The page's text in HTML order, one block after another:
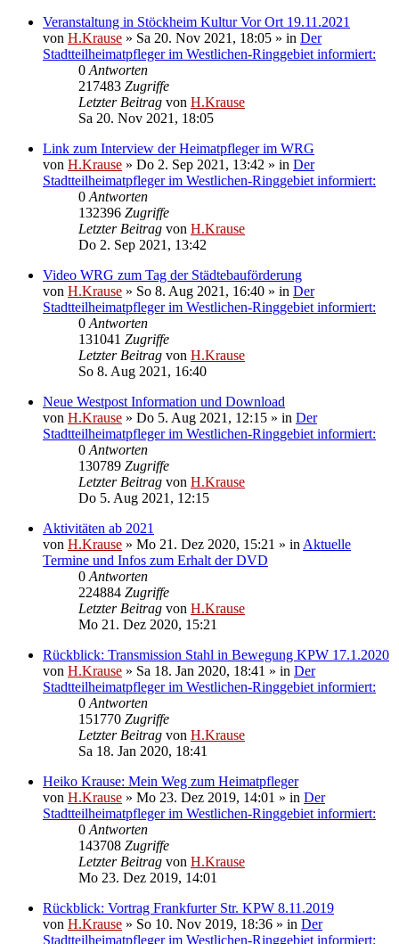
Veranstaltung in Stöckheim Kultur Vor Ort 19.11.2021
von H.Krause » Sa 20. Nov 2021, 18:05 » in Der
Stadtteilheimatpfleger im Westlichen-Ringgebiet informiert:
0 Antworten
217483 Zugriffe
Letzter Beitrag von H.Krause
Sa 20. Nov 2021, 18:05
Link zum Interview der Heimatpfleger im WRG
von H.Krause » Do 2. Sep 2021, 13:42 » in Der
Stadtteilheimatpfleger im Westlichen-Ringgebiet informiert:
0 Antworten
132396 Zugriffe
Letzter Beitrag von H.Krause
Do 2. Sep 2021, 13:42
Video WRG zum Tag der Städtebauförderung
von H.Krause » So 8. Aug 2021, 16:40 » in Der
Stadtteilheimatpfleger im Westlichen-Ringgebiet informiert:
0 Antworten
131041 Zugriffe
Letzter Beitrag von H.Krause
So 8. Aug 2021, 16:40
Neue Westpost Information und Download
von H.Krause » Do 5. Aug 2021, 12:15 » in Der
Stadtteilheimatpfleger im Westlichen-Ringgebiet informiert:
0 Antworten
130789 Zugriffe
Letzter Beitrag von H.Krause
Do 5. Aug 2021, 12:15
Aktivitäten ab 2021
von H.Krause » Mo 21. Dez 2020, 15:21 » in Aktuelle
Termine und Infos zum Erhalt der DVD
0 Antworten
224884 Zugriffe
Letzter Beitrag von H.Krause
Mo 21. Dez 2020, 15:21
Rückblick: Transmission Stahl in Bewegung KPW 17.1.2020
von H.Krause » Sa 18. Jan 2020, 18:41 » in Der
Stadtteilheimatpfleger im Westlichen-Ringgebiet informiert:
0 Antworten
151770 Zugriffe
Letzter Beitrag von H.Krause
Sa 18. Jan 2020, 18:41
Heiko Krause: Mein Weg zum Heimatpfleger
von H.Krause » Mo 23. Dez 2019, 14:01 » in Der
Stadtteilheimatpfleger im Westlichen-Ringgebiet informiert:
0 Antworten
143708 Zugriffe
Letzter Beitrag von H.Krause
Mo 23. Dez 2019, 14:01
Rückblick: Vortrag Frankfurter Str. KPW 8.11.2019
von H.Krause » So 10. Nov 2019, 18:36 » in Der
Stadtteilheimatpfleger im Westlichen-Ringgebiet informiert: